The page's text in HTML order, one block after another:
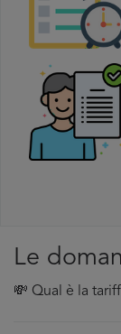
Le
💸 Qual è la